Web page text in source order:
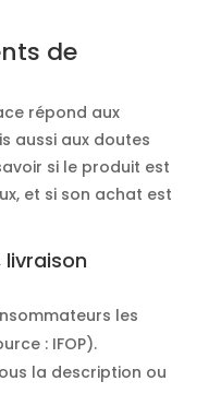
de
répond aux
aussi aux doutes
si le produit est
et si son achat est
les
: IFOP).
la description ou